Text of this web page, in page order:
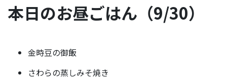
本日のお昼ごはん（9/30）
金時豆の御飯
さわらの蒸しみそ焼き